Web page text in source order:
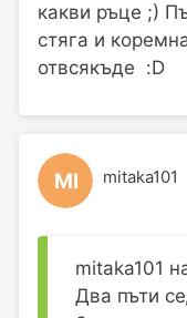
какви ръце ;)
стяга и
отвсякъде :D
MI mitaka101
mitaka101
Два пъти